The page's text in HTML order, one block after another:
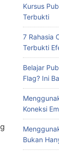
Kursus
Terbukti
7 Rahasia
Terbukti
Belajar
Flag? Ini
Koneksi
Bukan